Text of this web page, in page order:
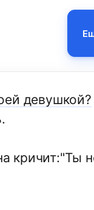
девушкой?
кричит:"Ты